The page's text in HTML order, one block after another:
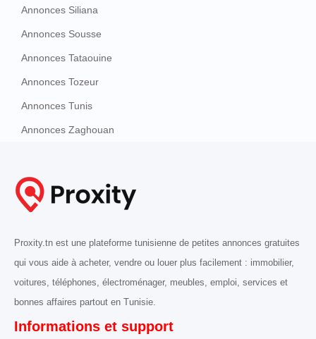
Annonces Siliana
Annonces Sousse
Annonces Tataouine
Annonces Tozeur
Annonces Tunis
Annonces Zaghouan
Proxity.tn est une plateforme tunisienne de petites annonces gratuites
qui vous aide à acheter, vendre ou louer plus facilement : immobilier,
voitures, téléphones, électroménager, meubles, emploi, services et
bonnes affaires partout en Tunisie.
Informations et support